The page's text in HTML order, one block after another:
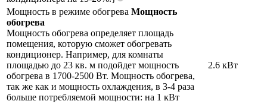
Мощность в режиме обогрева Мощность
обогрева
Мощность обогрева определяет площадь
помещения, которую сможет обогревать
кондиционер. Например, для комнаты
площадью до 23 кв. м подойдет мощность
обогрева в 1700-2500 Вт. Мощность обогрева,
так же как и мощность охлаждения, в 3-4 раза
больше потребляемой мощности: на 1 кВт
2.6 кВт